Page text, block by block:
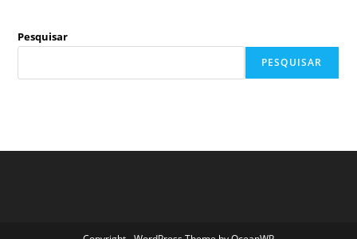
Pesquisar
PESQUISAR